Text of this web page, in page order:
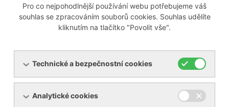
Servis dmychadel, vývěv
Pro co nejpohodlnější používání webu potřebujeme váš
souhlas se zpracováním souborů cookies. Souhlas udělíte
kliknutím na tlačítko "Povolit vše".
Technické a bezpečnostní cookies
Analytické cookies